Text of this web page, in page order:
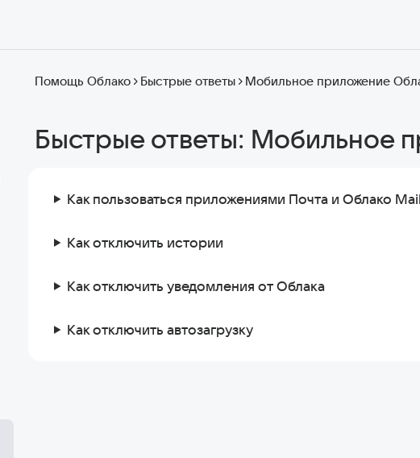
Помощь Облако Быстрые ответы Мобильное приложение
Быстрые ответы: Мобильное
Как пользоваться приложениями Почта и Облако
Как отключить истории
Как отключить уведомления от Облака
Как отключить автозагрузку